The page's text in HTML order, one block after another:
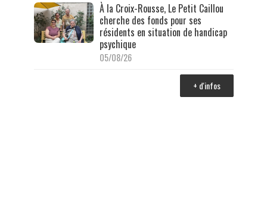
À la Croix-Rousse, Le Petit Caillou
cherche des fonds pour ses
résidents en situation de handicap
psychique
05/08/26
+ d'infos